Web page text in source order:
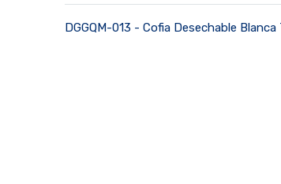
DGGQM-013 - Cofia Desechable